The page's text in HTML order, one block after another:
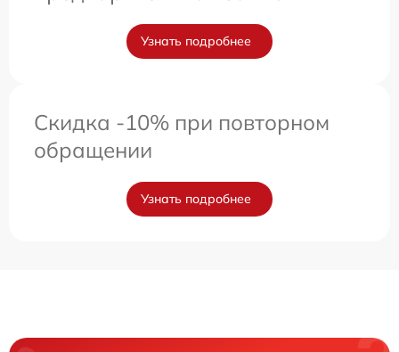
Узнать подробнее
Скидка -10% при повторном
обращении
Узнать подробнее